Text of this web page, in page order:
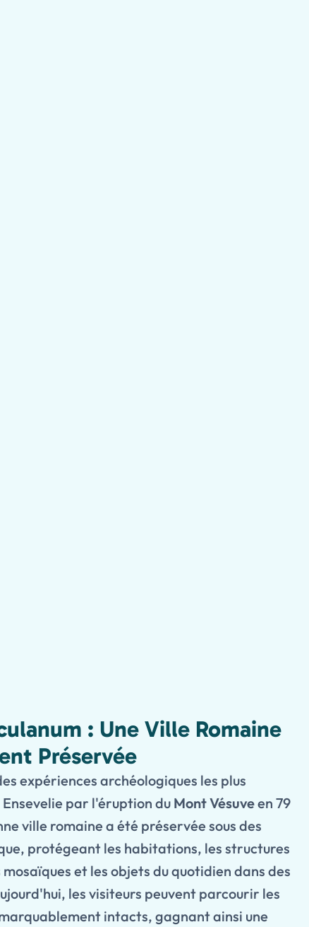
: Une Ville Romaine
Préservée
expériences archéologiques les plus
par l'éruption du Mont Vésuveen 79
ville romaine a été préservée sous des
protégeant les habitations, les structures
et les objets du quotidien dans des
les visiteurs peuvent parcourir les
intacts, gagnant ainsi une